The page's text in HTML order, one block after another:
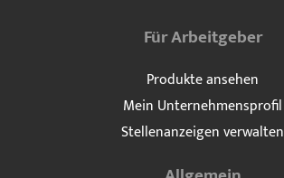
Für Arbeitgeber
Produkte ansehen
Mein Unternehmensprofil
Stellenanzeigen verwalten